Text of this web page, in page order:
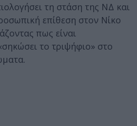
τη στάση της ΝΔ και
επίθεση στον Νίκο
πως είναι
το τριψήφιο» στο